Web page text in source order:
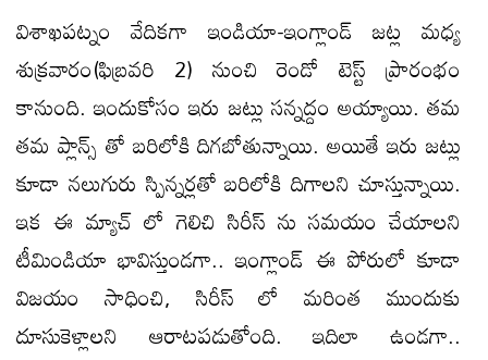
విశాఖపట్నం వేదికగా ఇండియా-ఇంగ్లాండ్ జట్ల మధ్య
శుక్రవారం(ఫిబ్రవరి 2) నుంచి రెండో టెస్ట్ ప్రారంభం
కానుంది. ఇందుకోసం ఇరు జట్లు సన్నద్దం అయ్యాయి. తమ
తమ ప్లాన్స్ తో బరిలోకి దిగబోతున్నాయి. అయితే ఇరు జట్లు
కూడా నలుగురు స్పిన్నర్లతో బరిలోకి దిగాలని చూస్తున్నాయి.
ఇక ఈ మ్యాచ్ లో గెలిచి సిరీస్ ను సమయం చేయాలని
టీమిండియా భావిస్తుండగా.. ఇంగ్లాండ్ ఈ పోరులో కూడా
విజయం సాధించి, సిరీస్ లో మరింత ముందుకు
దూసుకెళ్లాలని ఆరాటపడుతోంది. ఇదిలా ఉండగా..